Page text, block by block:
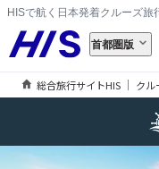
HISで航く日本発着クルーズ旅
首都圏版
総合旅行サイトHIS クル